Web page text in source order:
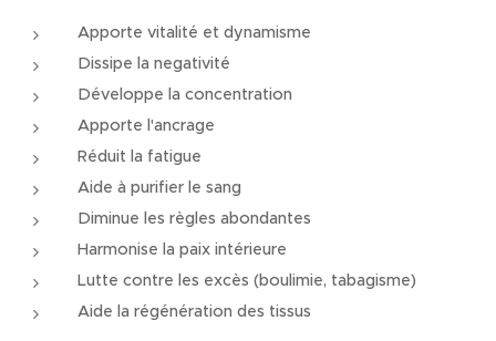
Apporte vitalité et dynamisme
Dissipe la negativité
Développe la concentration
Apporte l'ancrage
Réduit la fatigue
Aide à purifier le sang
Diminue les règles abondantes
Harmonise la paix intérieure
Lutte contre les excès (boulimie, tabagisme)
Aide la régénération des tissus